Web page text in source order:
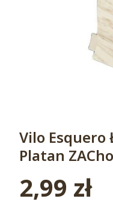
Vilo Esquero
Platan
Cena
2,99 zł